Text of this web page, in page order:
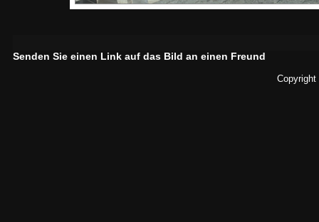
Senden Sie einen Link auf das Bild an einen Freund